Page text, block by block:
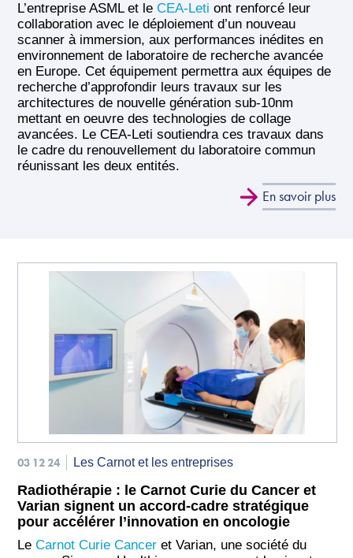
L’entreprise ASML et leCEA-Leti ont renforcé leur
collaboration avec le déploiement d’un nouveau
scanner à immersion, aux performances inédites en
environnement de laboratoire de recherche avancée
en Europe. Cet équipement permettra aux équipes de
recherche d’approfondir leurs travaux sur les
architectures de nouvelle génération sub-10nm
mettant en oeuvre des technologies de collage
avancées. Le CEA-Leti soutiendra ces travaux dans
le cadre du renouvellement du laboratoire commun
réunissant les deux entités.
En savoir plus
03 12 24 Les Carnot et les entreprises
Radiothérapie : le Carnot Curie du Cancer et
Varian signent un accord-cadre stratégique
pour accélérer l’innovation en oncologie
LeCarnot Curie Cancer et Varian, une société du